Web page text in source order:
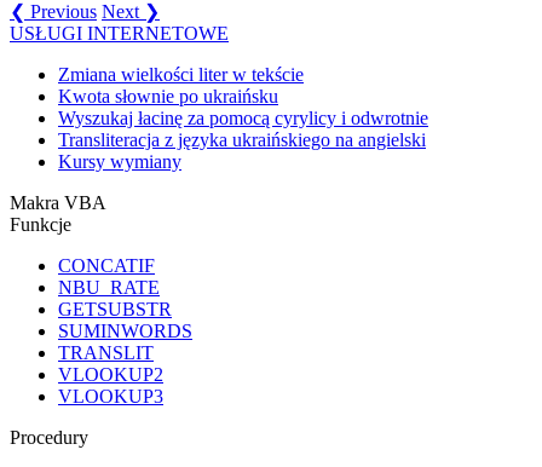
❮ Previous Next ❯
USŁUGI INTERNETOWE
Zmiana wielkości liter w tekście
Kwota słownie po ukraińsku
Wyszukaj łacinę za pomocą cyrylicy i odwrotnie
Transliteracja z języka ukraińskiego na angielski
Kursy wymiany
Makra VBA
Funkcje
CONCATIF
NBU_RATE
GETSUBSTR
SUMINWORDS
TRANSLIT
VLOOKUP2
VLOOKUP3
Procedury